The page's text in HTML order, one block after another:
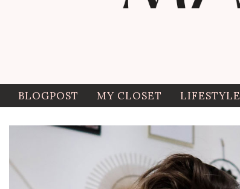
BLOGPOST MY CLOSET LIFESTYLE